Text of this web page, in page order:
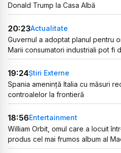
Donald Trump la Casa Albă
20:23Actualitate
Guvernul a adoptat planul pentru
Marii consumatori industriali pot fi
19:24Știri Externe
Spania amenință Italia cu măsuri
controalelor la frontieră
18:56Entertainment
William Orbit, omul care a locuit
produs cel mai frumos album al